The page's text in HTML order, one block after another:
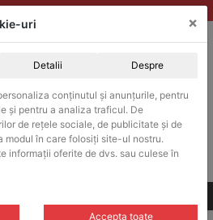
si in sistemul SEAP / SICAP
CAUTARE
ne oferta!
uri ×
Detalii Despre
conținutul și anunțurile, pentru
și pentru a analiza traficul. De
de rețele sociale, de publicitate și de
modul în care folosiți site-ul nostru.
informații oferite de dvs. sau culese în
Accepta toate